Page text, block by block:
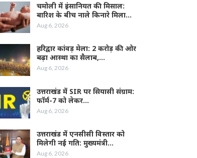
चमोली में इंसानियत की मिसाल:
बारिश के बीच नाले किनारे मिला…
Aug 6, 2026
हरिद्वार कांवड़ मेला: 2 करोड़ की ओर
बढ़ा आस्था का सैलाब,…
Aug 6, 2026
उत्तराखंड में SIR पर सियासी संग्राम:
फॉर्म-7 को लेकर…
Aug 6, 2026
उत्तराखंड में एनसीसी विस्तार को
मिलेगी नई गति: मुख्यमंत्री…
Aug 6, 2026